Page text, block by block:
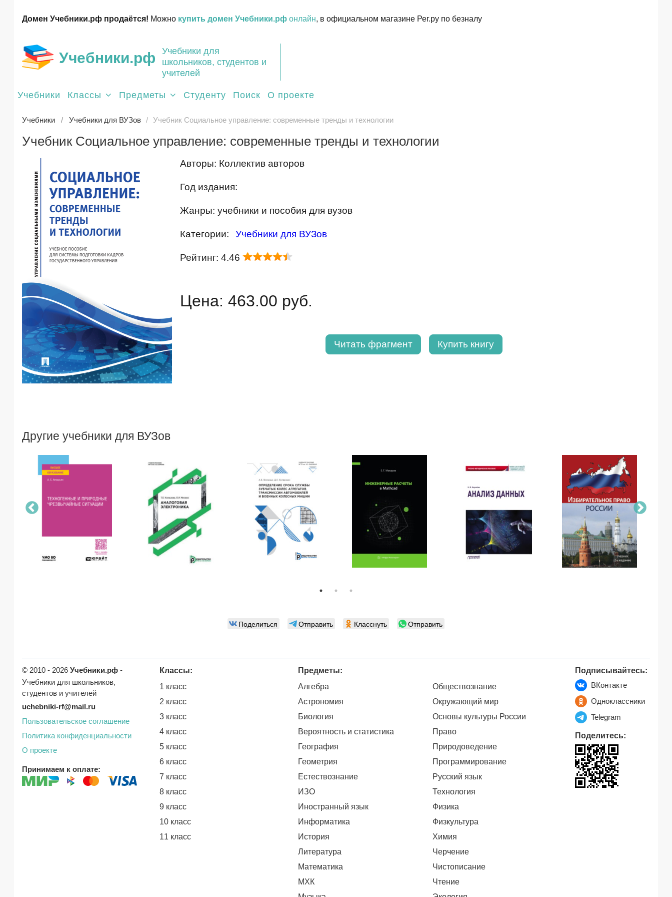
Домен Учебники.рф продаётся! Можно купить домен Учебники.рф онлайн, в официальном магазине Рег.ру по безналу
Учебники.рф
Учебники для
школьников, студентов и
учителей
Учебники Классы Предметы Студенту Поиск О проекте
Учебники Учебники для ВУЗов Учебник Социальное управление: современные тренды и технологии
Учебник Социальное управление: современные тренды и технологии
Авторы: Коллектив авторов
Год издания:
Жанры: учебники и пособия для вузов
Категории: Учебники для ВУЗов
Рейтинг: 4.46
Цена: 463.00 руб.
Читать фрагмент Купить книгу
Другие учебники для ВУЗов
Поделиться Отправить Класснуть Отправить
© 2010 - 2026 Учебники.рф -
Учебники для школьников,
студентов и учителей
uchebniki-rf@mail.ru
Пользовательское соглашение
Политика конфиденциальности
О проекте
Принимаем к оплате:
Классы:
1 класс
2 класс
3 класс
4 класс
5 класс
6 класс
7 класс
8 класс
9 класс
10 класс
11 класс
Предметы:
Алгебра
Астрономия
Биология
Вероятность и статистика
География
Геометрия
Естествознание
ИЗО
Иностранный язык
Информатика
История
Литература
Математика
МХК
Обществознание
Окружающий мир
Основы культуры России
Право
Природоведение
Программирование
Русский язык
Технология
Физика
Физкультура
Химия
Черчение
Чистописание
Чтение
Подписывайтесь:
ВКонтакте
Одноклассники
Telegram
Поделитесь: